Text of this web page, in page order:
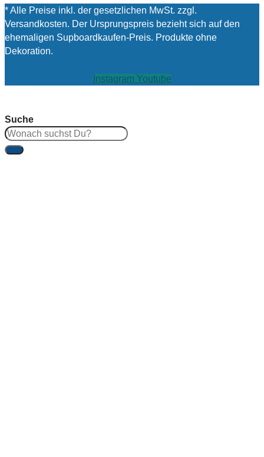
* Alle Preise inkl. der gesetzlichen MwSt. zzgl.
Versandkosten. Der Ursprungspreis bezieht sich auf den
ehemaligen Supboardkaufen-Preis. Produkte ohne
Dekoration.
Instagram Youtube
Suche